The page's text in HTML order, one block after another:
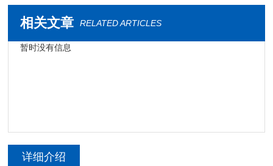
相关文章 RELATED ARTICLES
暂时没有信息
详细介绍